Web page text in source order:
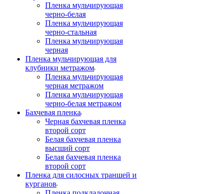
Пленка мульчирующая
черно-белая
Пленка мульчирующая
черно-стальная
Пленка мульчирующая
черная
Пленка мульчирующая для
клубники метражом
Пленка мульчирующая
черная метражом
Пленка мульчирующая
черно-белая метражом
Бахчевая пленка
Черная бахчевая пленка
второй сорт
Белая бахчевая пленка
высший сорт
Белая бахчевая пленка
второй сорт
Пленка для силосных траншей и
курганов